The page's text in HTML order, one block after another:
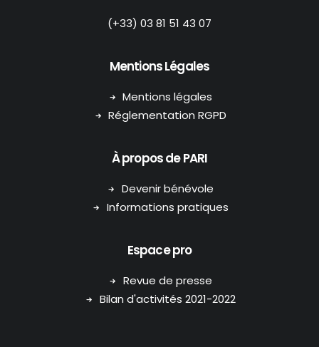
(+33) 03 81 51 43 07
Mentions Légales
Mentions légales
Réglementation RGPD
À propos de PARI
Devenir bénévole
Informations pratiques
Espace pro
Revue de presse
Bilan d'activités 2021-2022